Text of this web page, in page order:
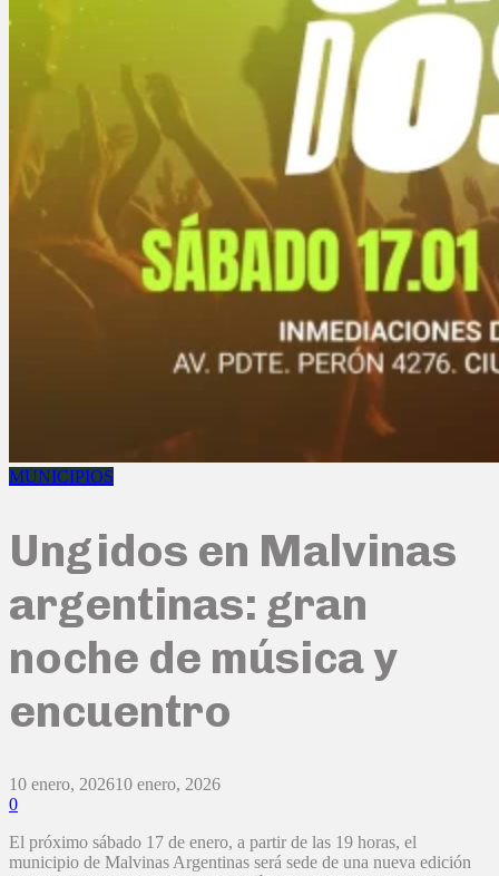
MUNICIPIOS
Ungidos en Malvinas
argentinas: gran
noche de música y
encuentro
10 enero, 202610 enero, 2026
0
El próximo sábado 17 de enero, a partir de las 19 horas, el
municipio de Malvinas Argentinas será sede de una nueva edición